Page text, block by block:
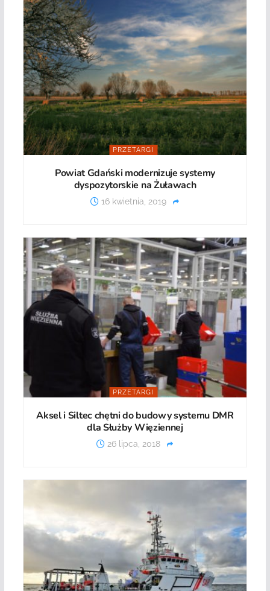
PRZETARGI
Powiat Gdański modernizuje systemy
dyspozytorskie na Żuławach
16 kwietnia, 2019
PRZETARGI
Aksel i Siltec chętni do budowy systemu DMR
dla Służby Więziennej
26 lipca, 2018